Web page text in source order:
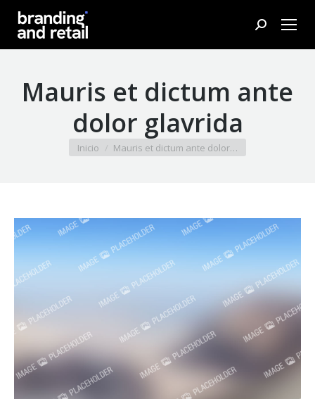
Buscar:
Mauris et dictum ante
dolor glavrida
Estás aquí:
Inicio Mauris et dictum ante dolor…